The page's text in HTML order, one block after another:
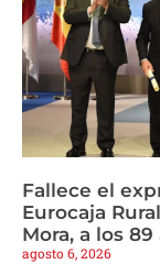
Fallece el
Eurocaja
Mora, a los 89
agosto 6, 2026